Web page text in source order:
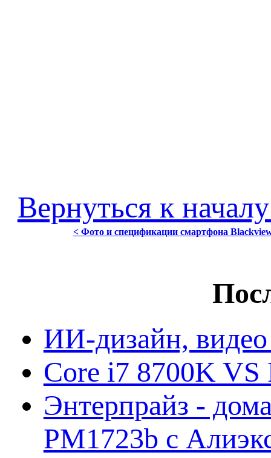
Вернуться к
< Фото и спецификации смартфона
ИИ-дизайн,
Core i7 8700K VS
Энтерпрайз -
PM1723b с